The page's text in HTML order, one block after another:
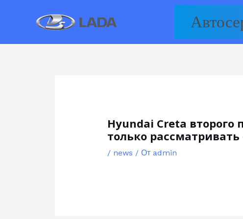
Hyundai Creta
только
/ news / От admin